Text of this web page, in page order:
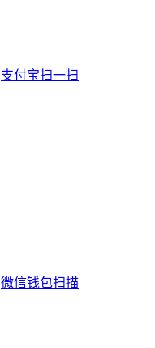
支付宝扫一扫
微信钱包扫描